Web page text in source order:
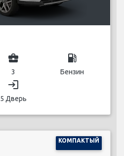
business_center
3
local_gas_station
Бензин
login
5 Дверь
КОМПАКТЫЙ